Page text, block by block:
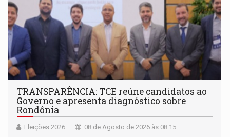
TRANSPARÊNCIA: TCE reúne candidatos ao
Governo e apresenta diagnóstico sobre
Rondônia
Eleições 2026 08 de Agosto de 2026 às 08:15